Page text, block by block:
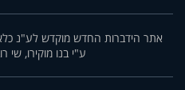
אתר הידברות החדש מוקדש לע"נ
ע"י בנו מוקירו, שי